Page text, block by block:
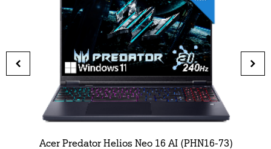
Acer Predator Helios Neo 16 AI (PHN16-73)